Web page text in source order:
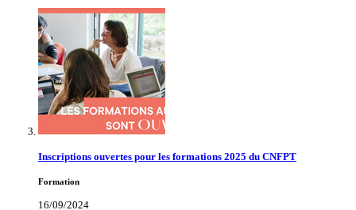
Inscriptions ouvertes pour les formations 2025 du CNFPT
Formation
16/09/2024